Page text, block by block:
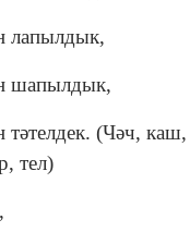
лапылдык,
шапылдык,
тәтелдек. (Чәч,
тел)